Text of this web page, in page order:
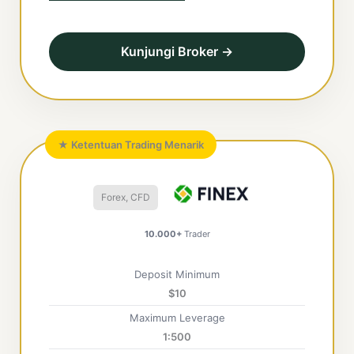
Kunjungi Broker →
★ Ketentuan Trading Menarik
Forex, CFD
10.000+Trader
Deposit Minimum
$10
Maximum Leverage
1:500